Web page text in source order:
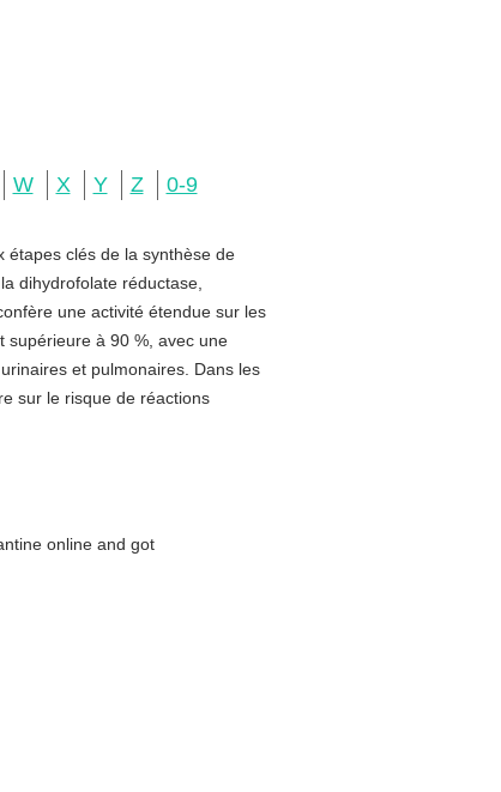
W X Y Z 0-9
étapes clés de la synthèse de
dihydrofolate réductase,
une activité étendue sur les
supérieure à 90 %, avec une
et pulmonaires. Dans les
sur le risque de réactions
online and got